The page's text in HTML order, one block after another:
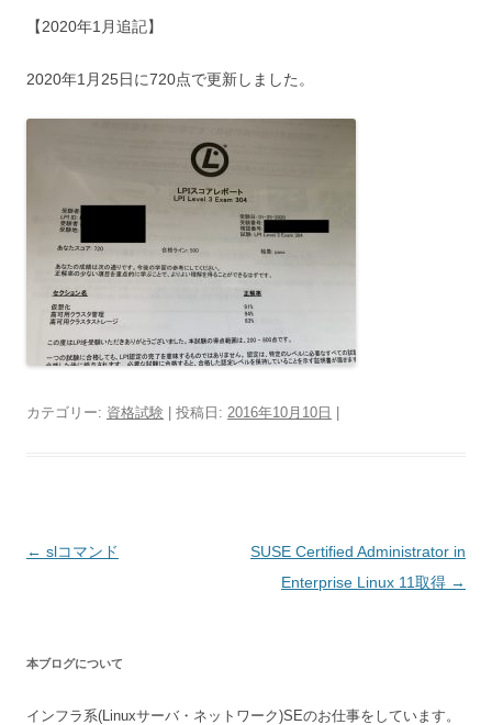
【2020年1月追記】
2020年1月25日に720点で更新しました。
カテゴリー: 資格試験 | 投稿日: 2016年10月10日 |
投
ゲ
← slコマンド
SUSE Certified Administrator in
Enterprise Linux 11取得 →
本ブログについて
インフラ系(Linuxサーバ・ネットワーク)SEのお仕事をしています。